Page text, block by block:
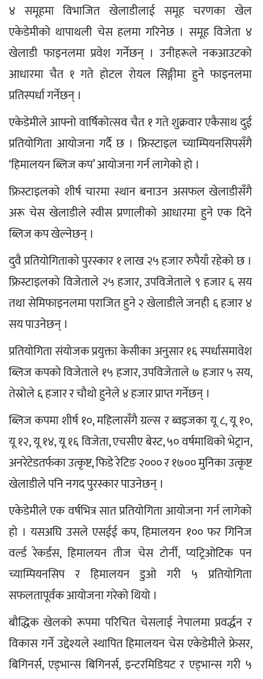
४ समूहमा विभाजित खेलाडीलाई समूह चरणका खेल
एकेडेमीको थापाथली चेस हलमा गरिनेछ । समूह विजेता ४
खेलाडी फाइनलमा प्रवेश गर्नेछन् । उनीहरूले नकआउटको
आधारमा चैत १ गते होटल रोयल सिङ्गीमा हुने फाइनलमा
प्रतिस्पर्धा गर्नेछन् ।
एकेडेमीले आफ्नो वार्षिकोत्सव चैत १ गते शुक्रवार एकैसाथ दुई
प्रतियोगिता आयोजना गर्दै छ । फ्रिस्टाइल च्याम्पियनसिपसँगै
‘हिमालयन ब्लिज कप’ आयोजना गर्न लागेको हो ।
फ्रिस्टाइलको शीर्ष चारमा स्थान बनाउन असफल खेलाडीसँगै
अरू चेस खेलाडीले स्वीस प्रणालीको आधारमा हुने एक दिने
ब्लिज कप खेल्नेछन् ।
दुवै प्रतियोगिताको पुरस्कार १ लाख २५ हजार रुपैयाँ रहेको छ ।
फ्रिस्टाइलको विजेताले २५ हजार, उपविजेताले ९ हजार ६ सय
तथा सेमिफाइनलमा पराजित हुने २ खेलाडीले जनही ६ हजार ४
सय पाउनेछन् ।
प्रतियोगिता संयोजक प्रयुक्ता केसीका अनुसार १६ स्पर्धासमावेश
ब्लिज कपको विजेताले १५ हजार, उपविजेताले ७ हजार ५ सय,
तेस्रोले ६ हजार र चौथो हुनेले ४ हजार प्राप्त गर्नेछन् ।
ब्लिज कपमा शीर्ष १०, महिलासँगै ग्रल्स र ब्वइजका यू ८, यू १०,
यू १२, यू १४, यू १६ विजेता, एचसीए बेस्ट, ५० वर्षमाथिको भेट्रान,
अनरेटेडतर्फका उत्कृष्ट, फिडे रेटिङ २००० र १७०० मुनिका उत्कृष्ट
खेलाडीले पनि नगद पुरस्कार पाउनेछन् ।
एकेडेमीले एक वर्षभित्र सात प्रतियोगिता आयोजना गर्न लागेको
हो । यसअघि उसले एसईई कप, हिमालयन १०० फर गिनिज
वर्ल्ड रेकर्डस, हिमालयन तीज चेस टोर्नी, प्यट्रिओटिक पन
च्याम्पियनसिप र हिमालयन डुओ गरी ५ प्रतियोगिता
सफलतापूर्वक आयोजना गरेको थियो ।
बौद्धिक खेलको रूपमा परिचित चेसलाई नेपालमा प्रवर्द्धन र
विकास गर्ने उद्देश्यले स्थापित हिमालयन चेस एकेडेमीले फ्रेसर,
बिगिनर्स, एड्भान्स बिगिनर्स, इन्टरमिडियट र एड्भान्स गरी ५